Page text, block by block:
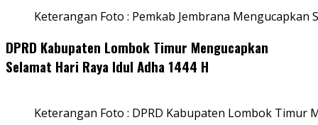
Keterangan Foto : Pemkab Jembrana Mengucapkan
DPRD Kabupaten Lombok Timur Mengucapkan
Selamat Hari Raya Idul Adha 1444 H
Keterangan Foto : DPRD Kabupaten Lombok Timur